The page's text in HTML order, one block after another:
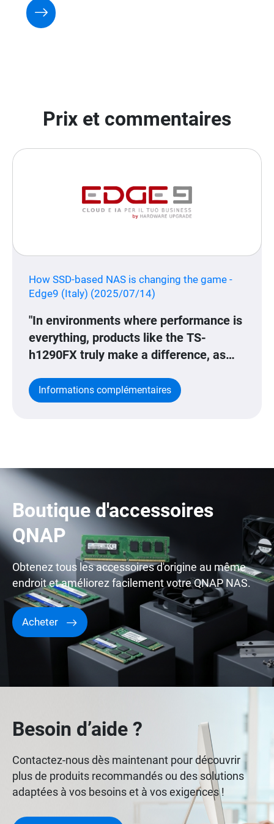
Prix et commentaires
How SSD-based NAS is changing the game -
Edge9 (Italy) (2025/07/14)
"In environments where performance is
everything, products like the TS-
h1290FX truly make a difference, as
network as if they were working locally.
This is a significant advantage,
Informations complémentaires
Boutique d'accessoires
QNAP
Obtenez tous les accessoires d'origine au même
endroit et améliorez facilement votre QNAP NAS.
Acheter
Besoin d’aide ?
Contactez-nous dès maintenant pour découvrir
plus de produits recommandés ou des solutions
adaptées à vos besoins et à vos exigences !